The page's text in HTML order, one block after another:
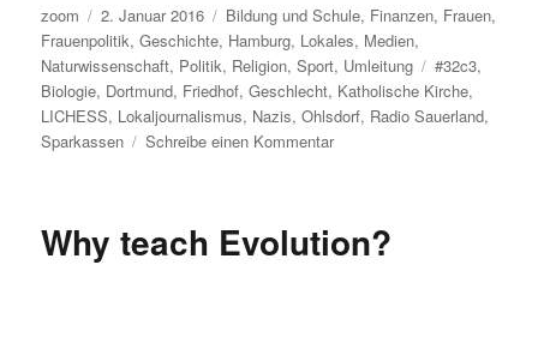
Autor
zoom
Veröffentlicht
am
2. Januar 2016 Kategorien
Bildung und Schule, Finanzen, Frauen,
Frauenpolitik,Geschichte, Hamburg, Lokales, Medien,
Naturwissenschaft, Politik, Religion,Sport, Umleitung Schlagwörter
#32c3,
Biologie, Dortmund, Friedhof,Geschlecht, Katholische Kirche,
LICHESS, Lokaljournalismus, Nazis,Ohlsdorf, Radio Sauerland,
Sparkassen
Schreibe einen Kommentarzu
Biologie,
Why teach Evolution?